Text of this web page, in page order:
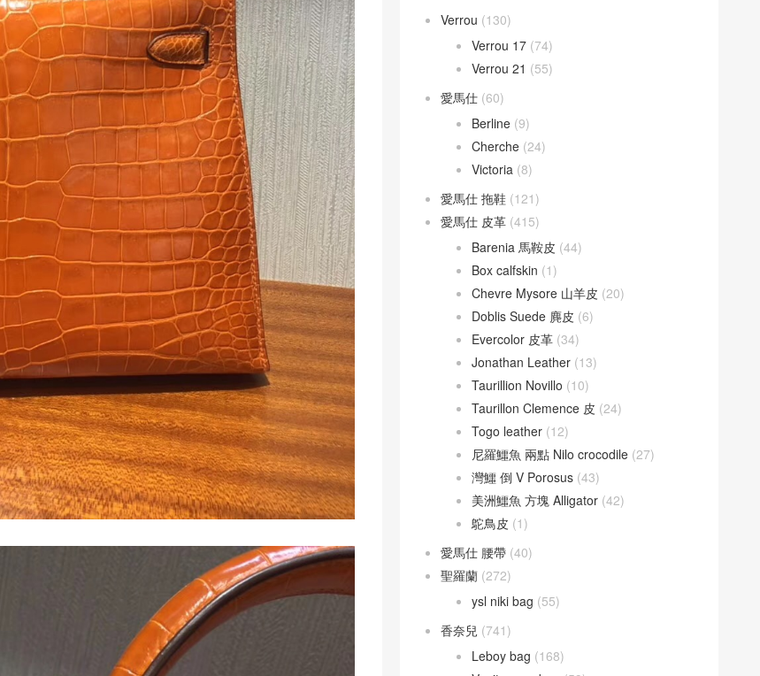
Verrou (130)
Verrou 17 (74)
Verrou 21 (55)
愛馬仕 (60)
Berline (9)
Cherche (24)
Victoria (8)
愛馬仕 拖鞋 (121)
愛馬仕 皮革 (415)
Barenia 馬鞍皮 (44)
Box calfskin (1)
Chevre Mysore 山羊皮 (20)
Doblis Suede 麂皮 (6)
Evercolor 皮革 (34)
Jonathan Leather (13)
Taurillion Novillo (10)
Taurillon Clemence 皮 (24)
Togo leather (12)
尼羅鱷魚 兩點 Nilo crocodile (27)
灣鱷 倒 V Porosus (43)
美洲鱷魚 方塊 Alligator (42)
鴕鳥皮 (1)
愛馬仕 腰帶 (40)
聖羅蘭 (272)
ysl niki bag (55)
香奈兒 (741)
Leboy bag (168)